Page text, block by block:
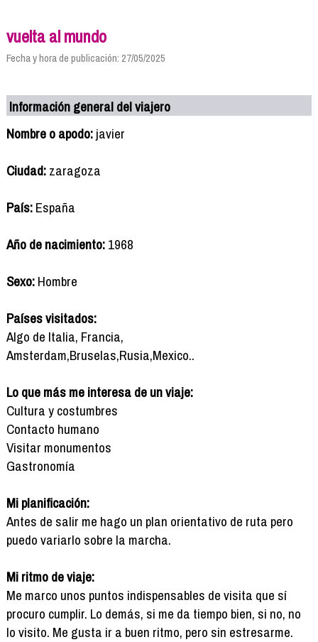
vuelta al mundo
Fecha y hora de publicación: 27/05/2025
Información general del viajero
Nombre o apodo:javier
Ciudad:zaragoza
País:España
Año de nacimiento:1968
Sexo:Hombre
Países visitados:
Algo de Italia, Francia,
Amsterdam,Bruselas,Rusia,Mexico..
Lo que más me interesa de un viaje:
Cultura y costumbres
Contacto humano
Visitar monumentos
Gastronomía
Mi planificación:
Antes de salir me hago un plan orientativo de ruta pero
puedo variarlo sobre la marcha.
Mi ritmo de viaje:
Me marco unos puntos indispensables de visita que sí
procuro cumplir. Lo demás, si me da tiempo bien, si no, no
lo visito. Me gusta ir a buen ritmo, pero sin estresarme.